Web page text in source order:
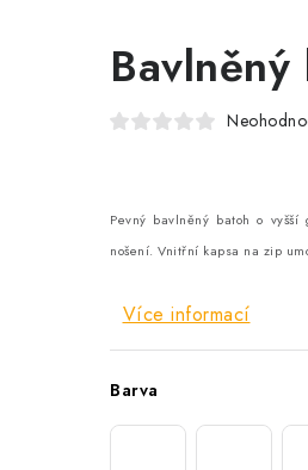
Pevný bavlněný batoh o
nošení. Vnitřní kapsa na zip
Více informací
Barva